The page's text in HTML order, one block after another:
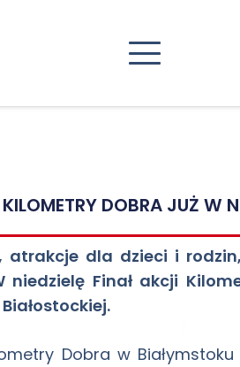
DOBRA JUŻ W
atrakcje dla dzieci i
niedzielę Finał akcji
Dobra w